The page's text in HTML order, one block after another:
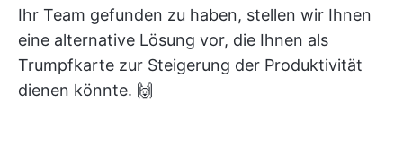
Ihr Team gefunden zu haben, stellen wir Ihnen
eine alternative Lösung vor, die Ihnen als
Trumpfkarte zur Steigerung der Produktivität
dienen könnte. 🙌